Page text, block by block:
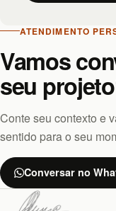
ATENDIMENTO
Vamos
seu
Conte seu contexto e
sentido para o seu
Conversar no